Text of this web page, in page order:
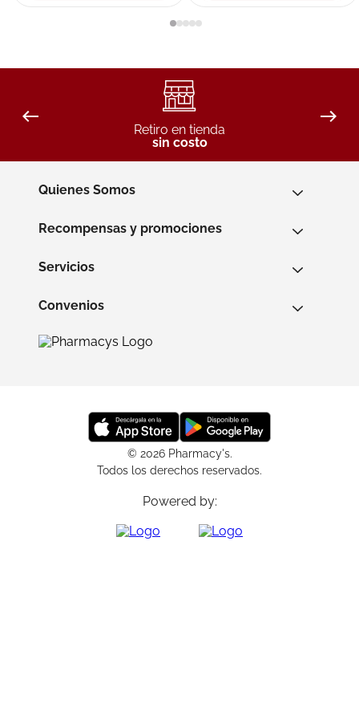
Retiro en tienda
sin costo
Quienes Somos
Recompensas y promociones
Servicios
Convenios
© 2026 Pharmacy's.
Todos los derechos reservados.
Powered by: